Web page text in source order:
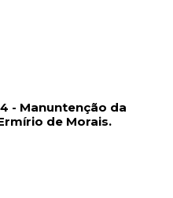
- Manuntenção da
de Morais.